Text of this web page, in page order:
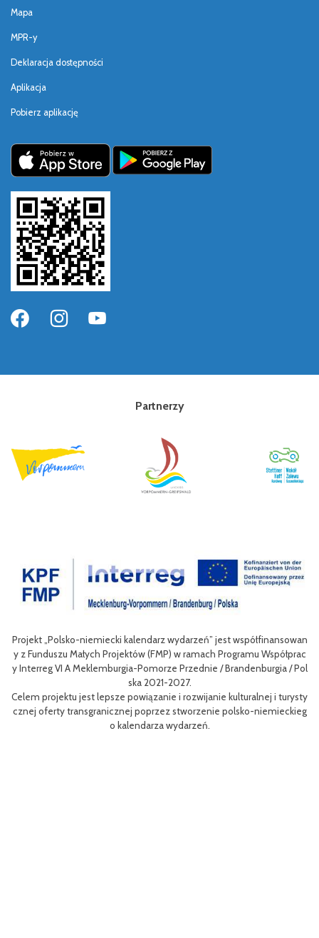
Mapa
MPR-y
Deklaracja dostępności
Aplikacja
Pobierz aplikację
Partnerzy
jest współfinansowan
ramach Programu Współprac
Przednie / Brandenburgia / Pol
i rozwijanie kulturalnej i turysty
polsko-niemieckieg
Celem III Polsko-Niemieckich Dni
nie oferty turystycznej oraz ułatwienie
niej dla mieszkańców obszaru
w odwiedzających
Efektem planowanych działań jest
m rowerów możliwości różnych tras oraz
aangażowanie prawdziwych rowerowych